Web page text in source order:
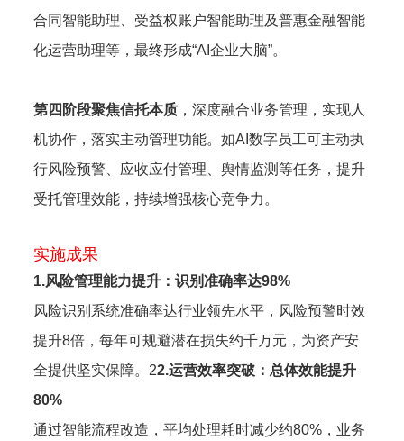
合同智能助理、受益权账户智能助理及普惠金融智能
化运营助理等，最终形成“AI企业大脑”。
第四阶段聚焦信托本质 ，深度融合业务管理，实现人
机协作，落实主动管理功能。如AI数字员工可主动执
行风险预警、应收应付管理、舆情监测等任务，提升
受托管理效能，持续增强核心竞争力。
实施成果
1.风险管理能力提升：识别准确率达98%
风险识别系统准确率达行业领先水平，风险预警时效
提升8倍，每年可规避潜在损失约千万元，为资产安
全提供坚实保障。22.运营效率突破：总体效能提升
80%
通过智能流程改造，平均处理耗时减少约80%，业务